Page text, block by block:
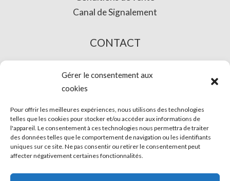
Gérer le consentement aux
cookies
Pour offrir les meilleures expériences, nous utilisons des technologies
telles que les cookies pour stocker et/ou accéder aux informations de
l'appareil. Le consentement à ces technologies nous permettra de traiter
des données telles que le comportement de navigation ou les identifiants
uniques sur ce site. Ne pas consentir ou retirer le consentement peut
affecter négativement certaines fonctionnalités.
Canal de Signalement
CONTACT
L’ACHAT EN LIGNE